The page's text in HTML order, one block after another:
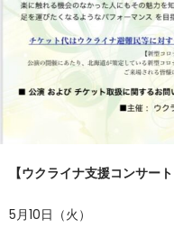
【ウクライナ支援コンサ
5月10日（火）